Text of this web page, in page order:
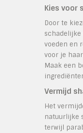
Kies voor
Door te
voeden en
voor je
Maak een
Vermijd
Het
natuurlijke
terwijl